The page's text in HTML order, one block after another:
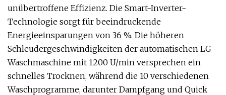
unübertroffene Effizienz. Die Smart-Inverter-
Technologie sorgt für beeindruckende
Energieeinsparungen von 36 %. Die höheren
Schleudergeschwindigkeiten der automatischen LG-
Waschmaschine mit 1200 U/min versprechen ein
schnelles Trocknen, während die 10 verschiedenen
Waschprogramme, darunter Dampfgang und Quick